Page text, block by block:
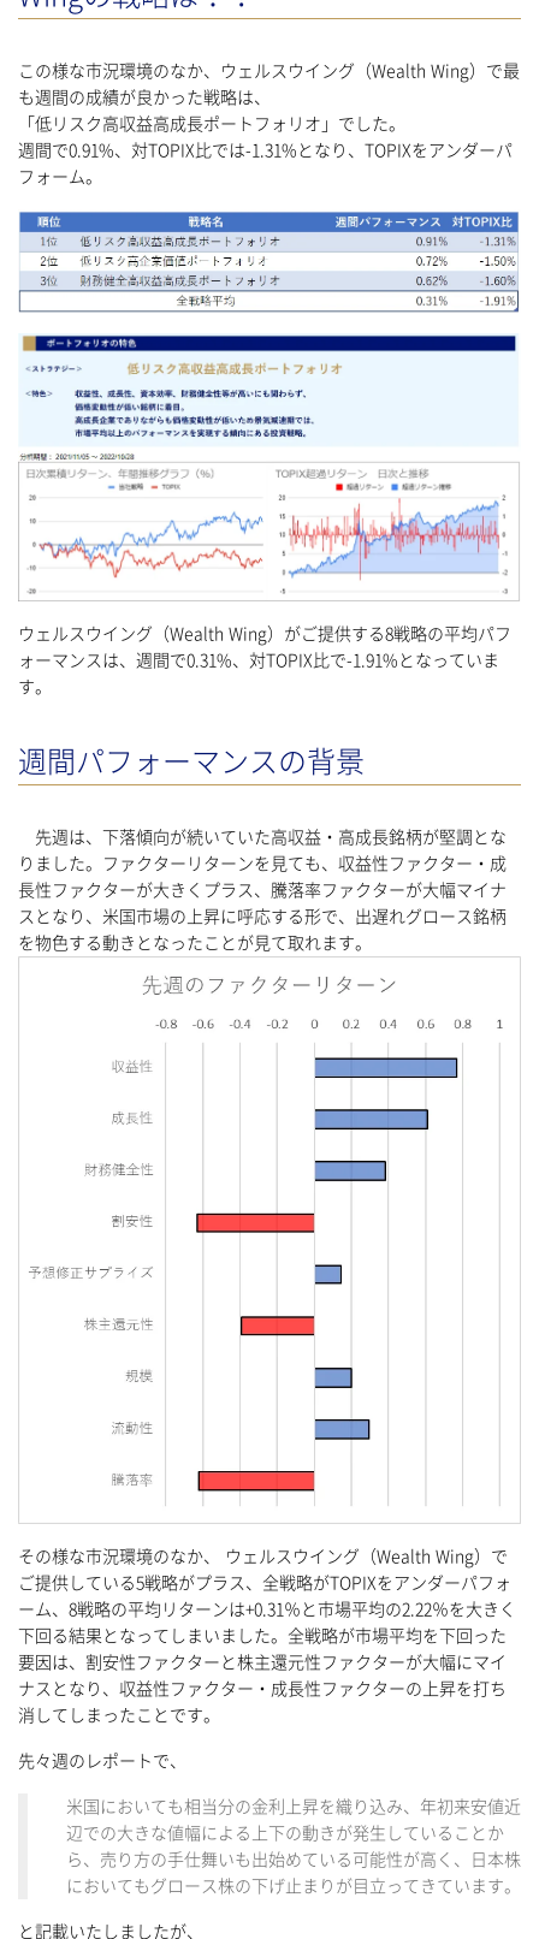
この様な市況環境のなか、ウェルスウイング（Wealth Wing）で最
も週間の成績が良かった戦略は、
「低リスク高収益高成長ポートフォリオ」でした。
週間で0.91%、対TOPIX比では-1.31%となり、TOPIXをアンダーパ
フォーム。
ウェルスウイング（Wealth Wing）がご提供する8戦略の平均パフ
ォーマンスは、週間で0.31%、対TOPIX比で-1.91%となっていま
す。
週間パフォーマンスの背景
先週は、下落傾向が続いていた高収益・高成長銘柄が堅調とな
りました。ファクターリターンを見ても、収益性ファクター・成
長性ファクターが大きくプラス、騰落率ファクターが大幅マイナ
スとなり、米国市場の上昇に呼応する形で、出遅れグロース銘柄
を物色する動きとなったことが見て取れます。
その様な市況環境のなか、 ウェルスウイング（Wealth Wing）で
ご提供している5戦略がプラス、全戦略がTOPIXをアンダーパフォ
ーム、8戦略の平均リターンは+0.31％と市場平均の2.22％を大きく
下回る結果となってしまいました。全戦略が市場平均を下回った
要因は、割安性ファクターと株主還元性ファクターが大幅にマイ
ナスとなり、収益性ファクター・成長性ファクターの上昇を打ち
消してしまったことです。
先々週のレポートで、
米国においても相当分の金利上昇を織り込み、年初来安値近
辺での大きな値幅による上下の動きが発生していることか
ら、売り方の手仕舞いも出始めている可能性が高く、日本株
においてもグロース株の下げ止まりが目立ってきています。
と記載いたしましたが、